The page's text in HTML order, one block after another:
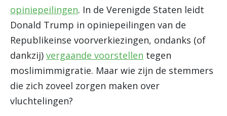
opiniepeilingen. In de Verenigde Staten leidt
Donald Trump in opiniepeilingen van de
Republikeinse voorverkiezingen, ondanks (of
dankzij) vergaande voorstellen tegen
moslimimmigratie. Maar wie zijn de stemmers
die zich zoveel zorgen maken over
vluchtelingen?